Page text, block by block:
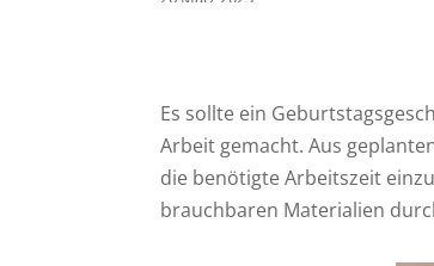
Es sollte ein
Arbeit gemacht. Aus
die benötigte Arbeitszeit
brauchbaren Materialien